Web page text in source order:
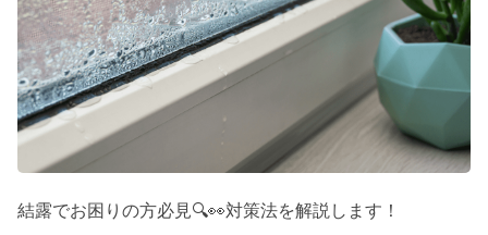
結露でお困りの方必見🔍👀対策法を解説します！